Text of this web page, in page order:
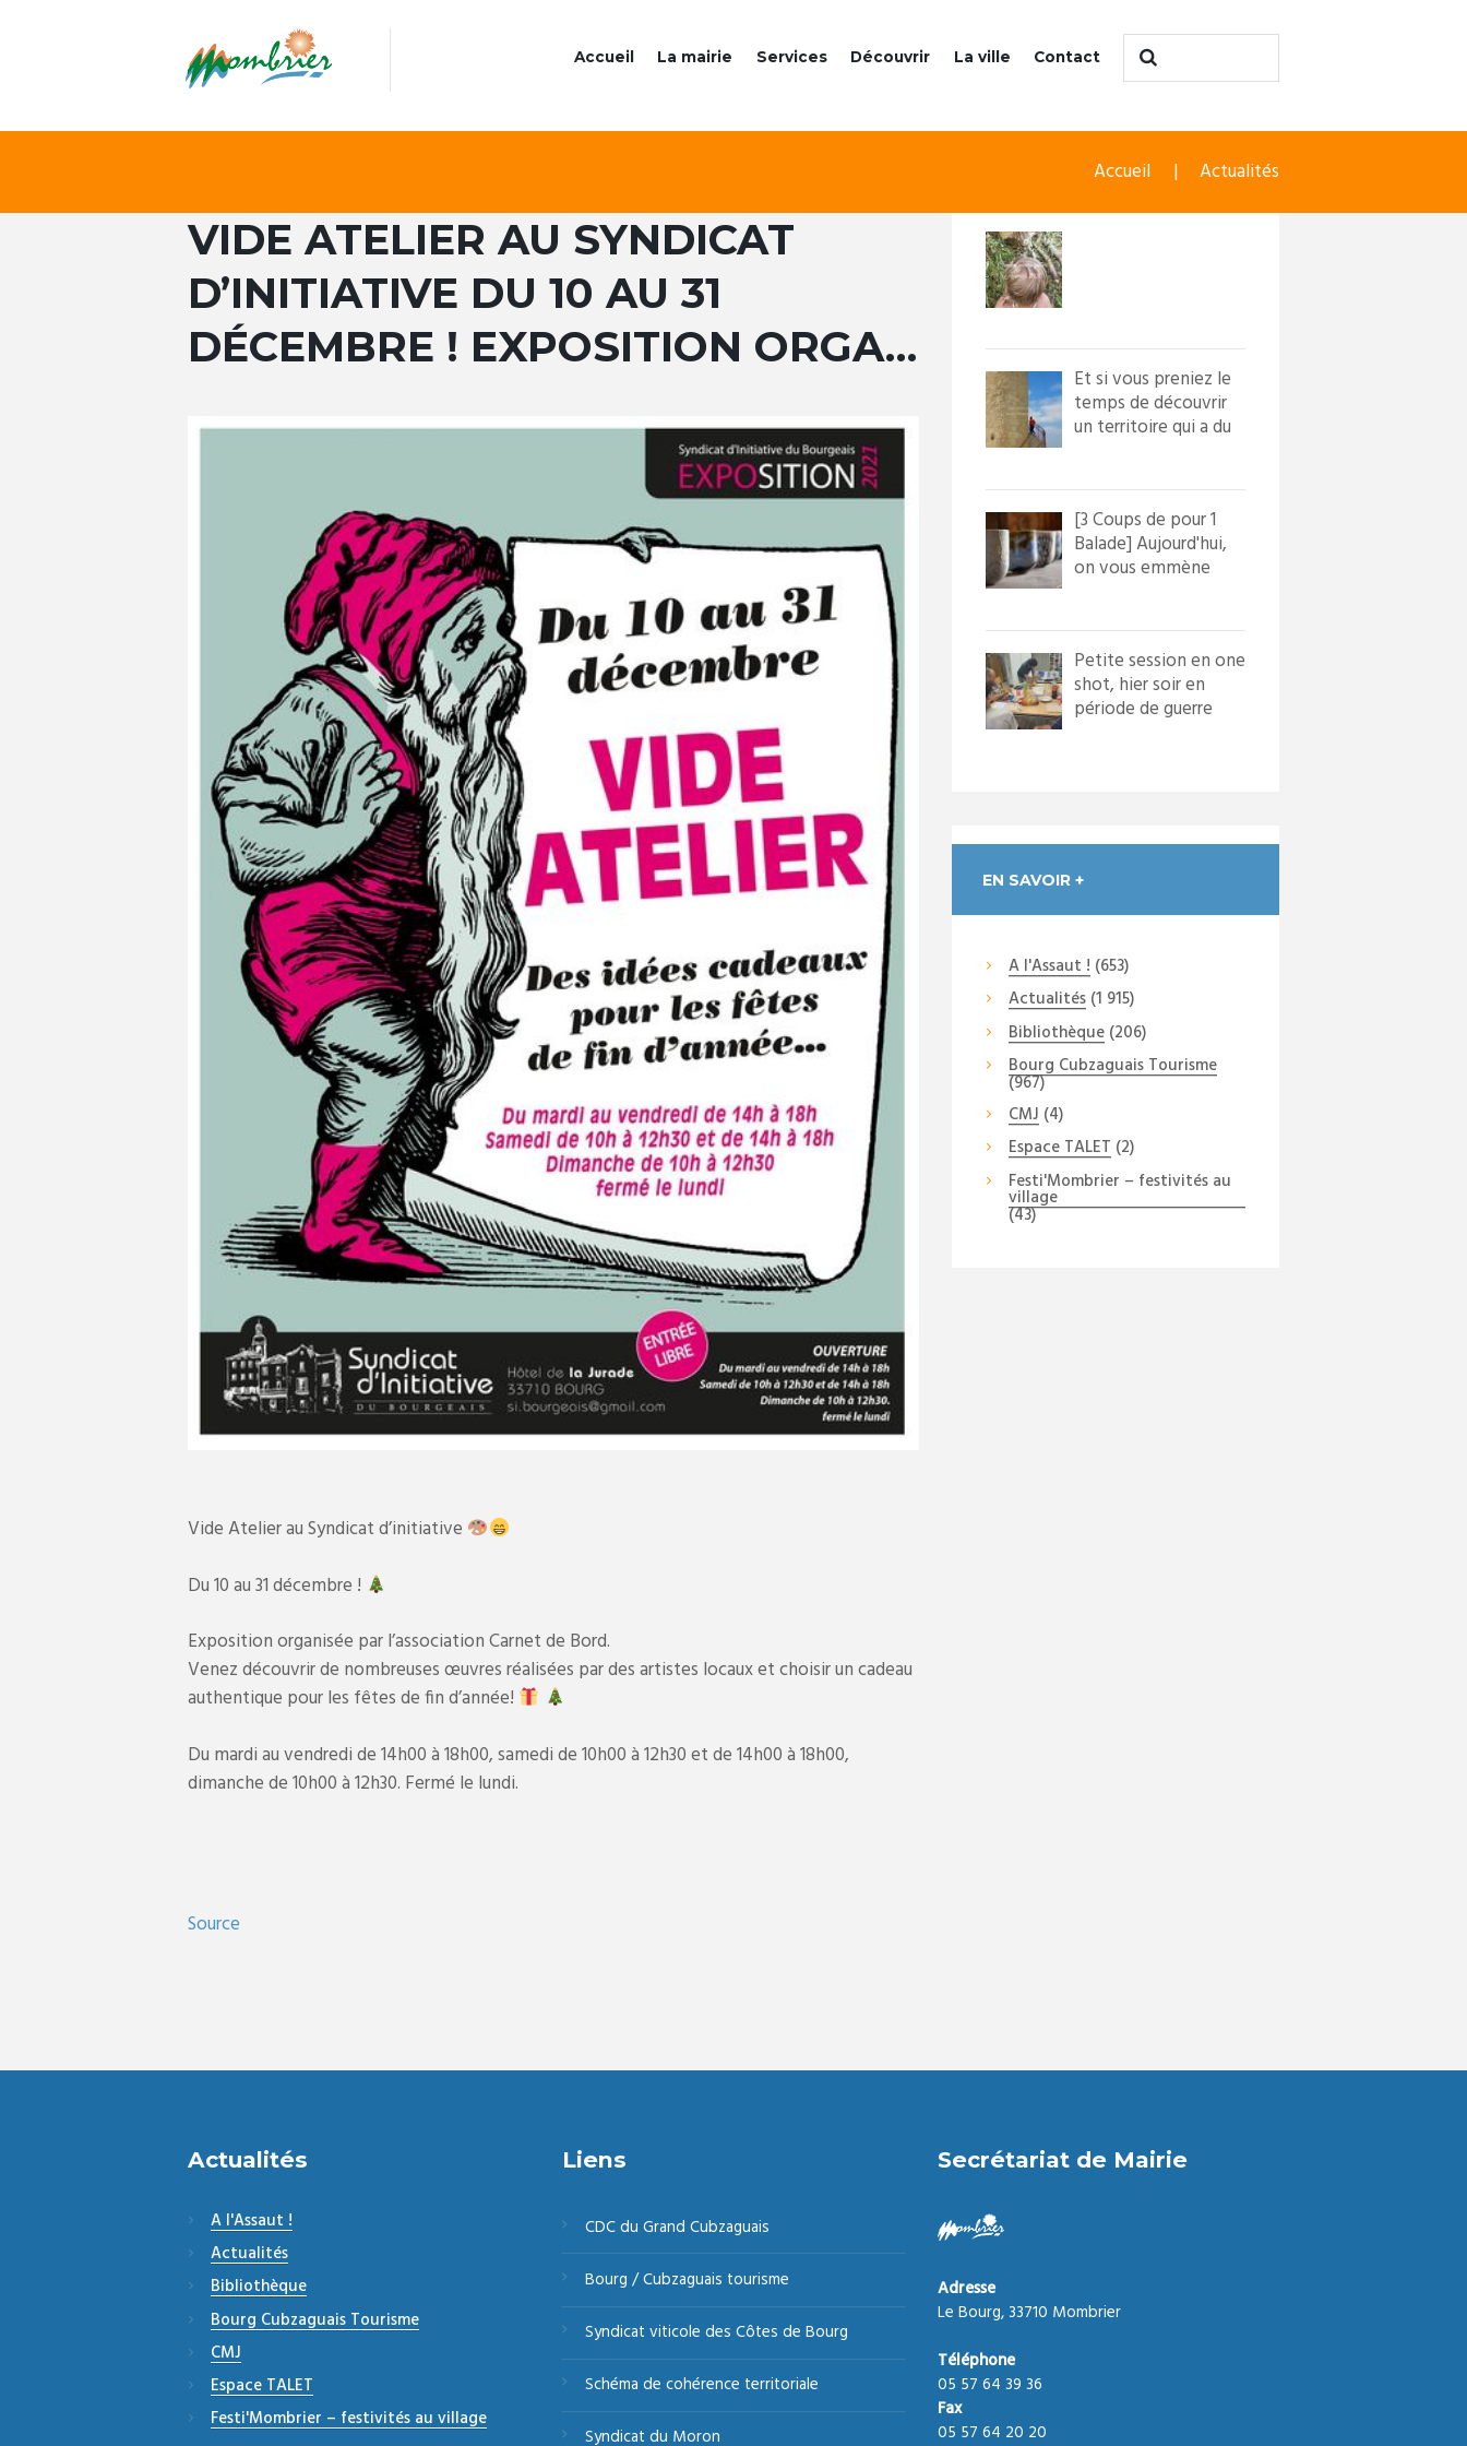
Accueil La mairie Services Découvrir La ville Contact
Accueil Actualités
VIDE ATELIER AU SYNDICAT
D’INITIATIVE DU 10 AU 31
DÉCEMBRE ! EXPOSITION ORGA…
Vide Atelier au Syndicat d’initiative
Du 10 au 31 décembre !
Exposition organisée par l’association Carnet de Bord.
Venez découvrir de nombreuses œuvres réalisées par des artistes locaux et choisir un cadeau
authentique pour les fêtes de fin d’année!
Du mardi au vendredi de 14h00 à 18h00, samedi de 10h00 à 12h30 et de 14h00 à 18h00,
dimanche de 10h00 à 12h30. Fermé le lundi.
Source
Et si vous preniez le
temps de découvrir
un territoire qui a du
[3 Coups de pour 1
Balade] Aujourd'hui,
on vous emmène
Petite session en one
shot, hier soir en
période de guerre
EN SAVOIR +
A l'Assaut ! (653)
Actualités(1 915)
Bibliothèque(206)
Bourg Cubzaguais Tourisme
(967)
CMJ (4)
Espace TALET (2)
Festi'Mombrier – festivités au
village
(43)
Actualités
A l'Assaut !
Actualités
Bibliothèque
Bourg Cubzaguais Tourisme
CMJ
Espace TALET
Festi'Mombrier – festivités au village
Liens
CDC du Grand Cubzaguais
Bourg / Cubzaguais tourisme
Syndicat viticole des Côtes de Bourg
Schéma de cohérence territoriale
Syndicat du Moron
Secrétariat de Mairie
Adresse
Le Bourg, 33710 Mombrier
Téléphone
05 57 64 39 36
Fax
05 57 64 20 20